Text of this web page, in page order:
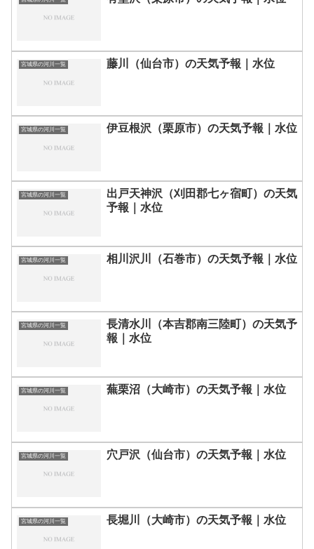
宮城県の河川一覧 藤川（仙台市）の天気予報｜水位
宮城県の河川一覧 伊豆根沢（栗原市）の天気予報｜水位
宮城県の河川一覧
出戸天神沢（刈田郡七ヶ宿町）の天気
予報｜水位
宮城県の河川一覧 相川沢川（石巻市）の天気予報｜水位
宮城県の河川一覧
長清水川（本吉郡南三陸町）の天気予
報｜水位
宮城県の河川一覧 蕪栗沼（大崎市）の天気予報｜水位
宮城県の河川一覧 穴戸沢（仙台市）の天気予報｜水位
宮城県の河川一覧 長堀川（大崎市）の天気予報｜水位